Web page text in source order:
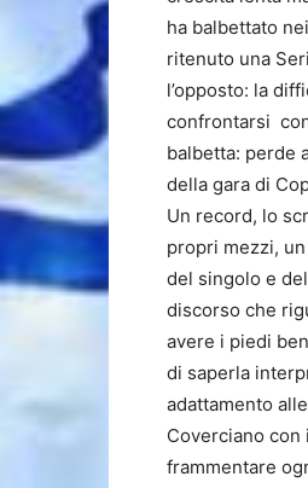
ha balbettato
ritenuto una
l’opposto: la
confrontarsi
balbetta: perde
della gara di
Un record, lo
propri mezzi,
del singolo e
discorso che
avere i piedi
di saperla
adattamento
Coverciano con
frammentare